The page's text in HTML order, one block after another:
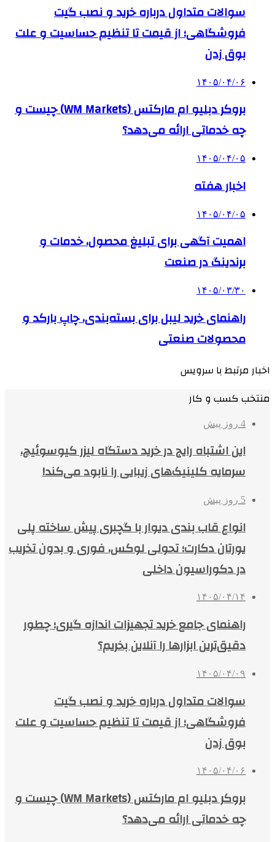
سوالات متداول درباره خرید و نصب گیت
فروشگاهی؛ از قیمت تا تنظیم حساسیت و علت
بوق زدن
۱۴۰۵/۰۴/۰۶
بروکر دبلیو ام مارکتس (WM Markets) چیست و
چه خدماتی ارائه می‌دهد؟
۱۴۰۵/۰۴/۰۵
اخبار هفته
۱۴۰۵/۰۴/۰۵
اهمیت آگهی برای تبلیغ محصول، خدمات و
برندینگ در صنعت
۱۴۰۵/۰۳/۳۰
راهنمای خرید لیبل برای بسته‌بندی، چاپ بارکد و
محصولات صنعتی
اخبار مرتبط با سرویس
منتخب کسب و کار
4 روز پیش
این اشتباه رایج در خرید دستگاه لیزر کیوسوئیچ،
سرمایه کلینیک‌های زیبایی را نابود می‌کند!
5 روز پیش
انواع قاب بندی دیوار با گچبری پیش ساخته پلی
یورتان دکارت؛ تحولی لوکس، فوری و بدون تخریب
در دکوراسیون داخلی
۱۴۰۵/۰۴/۱۴
راهنمای جامع خرید تجهیزات اندازه گیری؛ چطور
دقیق‌ترین ابزارها را آنلاین بخریم؟
۱۴۰۵/۰۴/۰۹
سوالات متداول درباره خرید و نصب گیت
فروشگاهی؛ از قیمت تا تنظیم حساسیت و علت
بوق زدن
۱۴۰۵/۰۴/۰۶
بروکر دبلیو ام مارکتس (WM Markets) چیست و
چه خدماتی ارائه می‌دهد؟